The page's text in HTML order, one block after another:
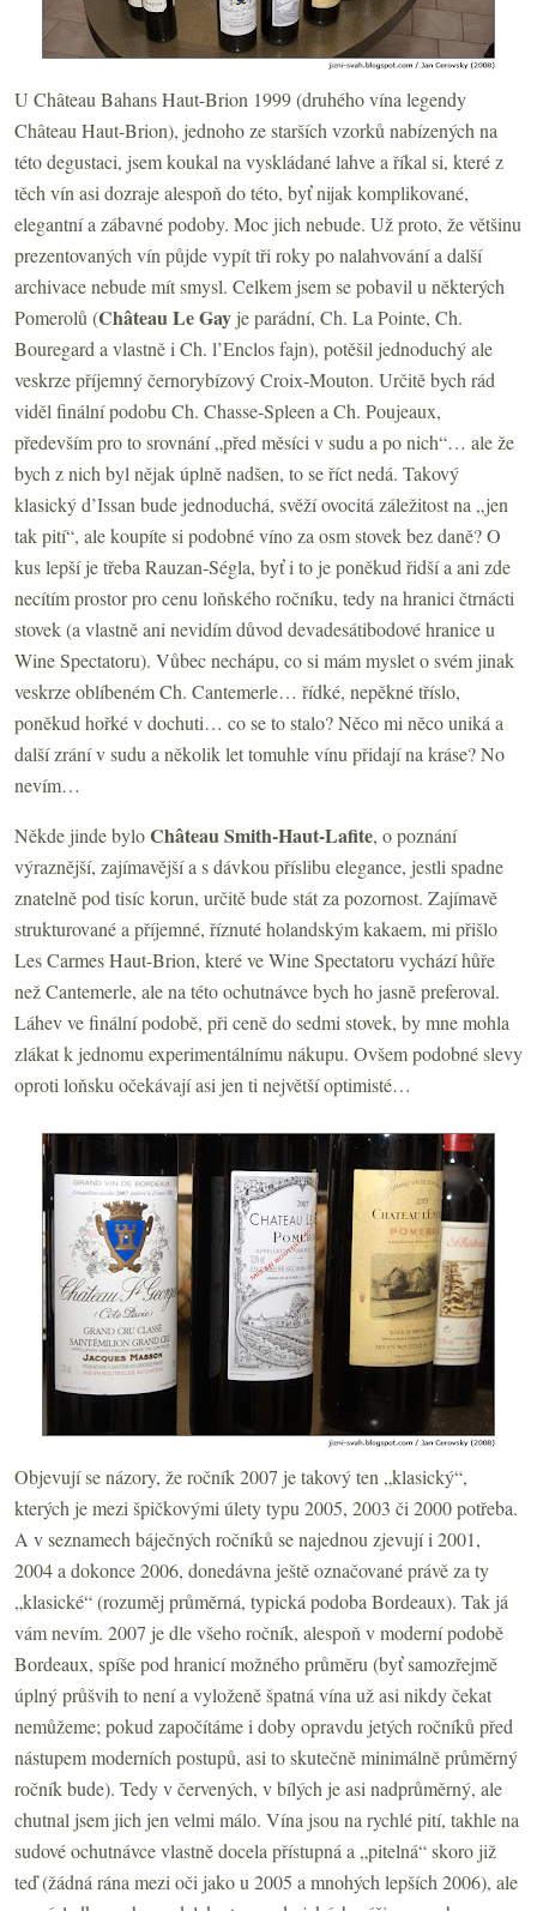
U Château Bahans Haut-Brion 1999 (druhého vína legendy
Château Haut-Brion), jednoho ze starších vzorků nabízených na
této degustaci, jsem koukal na vyskládané lahve a říkal si, které z
těch vín asi dozraje alespoň do této, byť nijak komplikované,
elegantní a zábavné podoby. Moc jich nebude. Už proto, že většinu
prezentovaných vín půjde vypít tři roky po nalahvování a další
archivace nebude mít smysl. Celkem jsem se pobavil u některých
Pomerolů (Château Le Gay je parádní, Ch. La Pointe, Ch.
Bouregard a vlastně i Ch. l’Enclos fajn), potěšil jednoduchý ale
veskrze příjemný černorybízový Croix-Mouton. Určitě bych rád
viděl finální podobu Ch. Chasse-Spleen a Ch. Poujeaux,
především pro to srovnání „před měsíci v sudu a po nich“… ale že
bych z nich byl nějak úplně nadšen, to se říct nedá. Takový
klasický d’Issan bude jednoduchá, svěží ovocitá záležitost na „jen
tak pití“, ale koupíte si podobné víno za osm stovek bez daně? O
kus lepší je třeba Rauzan-Ségla, byť i to je poněkud řidší a ani zde
necítím prostor pro cenu loňského ročníku, tedy na hranici čtrnácti
stovek (a vlastně ani nevidím důvod devadesátibodové hranice u
Wine Spectatoru). Vůbec nechápu, co si mám myslet o svém jinak
veskrze oblíbeném Ch. Cantemerle… řídké, nepěkné tříslo,
poněkud hořké v dochuti… co se to stalo?Něco mi něco uniká a
další zrání v sudu a několik let tomuhle vínu přidají na kráse? No
nevím…
Někde jinde byloChâteau Smith-Haut-Lafite, o poznání
výraznější, zajímavější a s dávkou příslibu elegance, jestli spadne
znatelně pod tisíc korun, určitě bude stát za pozornost. Zajímavě
strukturované a příjemné, říznuté holandským kakaem, mi přišlo
Les Carmes Haut-Brion, které ve Wine Spectatoru vychází hůře
než Cantemerle, ale na této ochutnávce bych ho jasně preferoval.
Láhev ve finální podobě, při ceně do sedmi stovek, by mne mohla
zlákat k jednomu experimentálnímu nákupu. Ovšem podobné slevy
oproti loňsku očekávají asi jen ti největší optimisté…
Objevují se názory, že ročník 2007 je takový ten „klasický“,
kterých je mezi špičkovými úlety typu 2005, 2003 či 2000 potřeba.
A v seznamech báječných ročníků se najednou zjevují i 2001,
2004 a dokonce 2006, donedávna ještě označované právě za ty
„klasické“ (rozuměj průměrná, typická podoba Bordeaux). Tak já
vám nevím. 2007 je dle všeho ročník, alespoň v moderní podobě
Bordeaux, spíše pod hranicí možného průměru (byť samozřejmě
úplný průšvih to není a vyloženě špatná vína už asi nikdy čekat
nemůžeme; pokud započítáme i doby opravdu jetých ročníků před
nástupem moderních postupů, asi to skutečně minimálně průměrný
ročník bude). Tedy v červených, v bílých je asi nadprůměrný, ale
chutnal jsem jich jen velmi málo. Vína jsou na rychlé pití, takhle na
sudové ochutnávce vlastně docela přístupná a „pitelná“ skoro již
teď (žádná rána mezi oči jako u 2005 a mnohých lepších 2006), ale